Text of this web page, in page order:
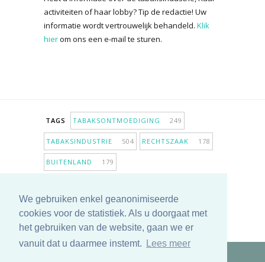
We gebruiken enkel geanonimiseerde
cookies voor de statistiek. Als u doorgaat met
het gebruiken van de website, gaan we er
vanuit dat u daarmee instemt.
Lees meer
activiteiten of haar lobby? Tip de redactie! Uw
informatie wordt vertrouwelijk behandeld. Klik
hierom ons een e-mail te sturen.
TAGS TABAKSONTMOEDIGING 249
TABAKSINDUSTRIE 504 RECHTSZAAK 178
BUITENLAND 179
ANTIROOKBELEID307 ONDERZOEK
MEER TAGS TONEN